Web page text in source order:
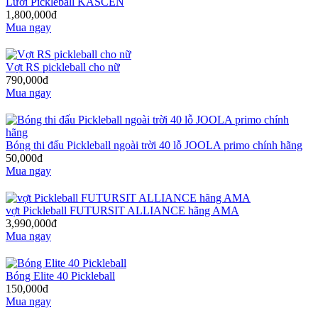
1,800,000đ
Mua ngay
Vợt RS pickleball cho nữ
790,000đ
Mua ngay
Bóng thi đấu Pickleball ngoài trời 40 lỗ JOOLA primo chính hãng
50,000đ
Mua ngay
vợt Pickleball FUTURSIT ALLIANCE hãng AMA
3,990,000đ
Mua ngay
Bóng Elite 40 Pickleball
150,000đ
Mua ngay